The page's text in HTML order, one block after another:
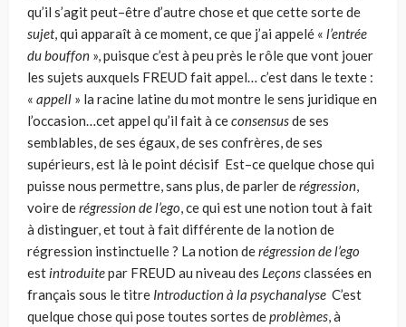
qu’il s’agit peut–être d’autre chose et que cette sorte de
sujet, qui apparaît à ce moment, ce que j’ai appelé « l’entrée
du bouffon », puisque c’est à peu près le rôle que vont jouer
les sujets auxquels FREUD fait appel… c’est dans le texte :
« appell » la racine latine du mot montre le sens juri­dique en
l’occasion…cet appel qu’il fait à ceconsensusde ses
semblables, de ses égaux, de ses confrères, de ses
supérieurs, est là le point décisif Est–ce quelque chose qui
puisse nous permettre, sans plus, de parler derégression,
voire derégression de l’ego, ce qui est une notion tout à fait
à distinguer, et tout à fait différente de la notion de
régression instinctuelle ? La notion derégression de l’ego
estintroduitepar FREUD au niveau des Leçonsclassées en
français sous le titre Introduction à la psychanalyse C’est
quelque chose qui pose toutes sortes deproblèmes, à